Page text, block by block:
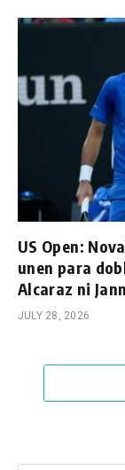
US Open:
unen para
Alcaraz ni
JULY 28, 2026